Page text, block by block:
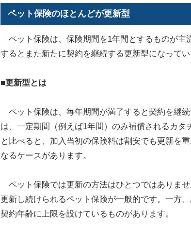
ペット保険のほとんどが更新型
ペット保険は、保険期間を1年間とするものが主
するとまた新たに契約を継続する更新型になってい
■更新型とは
ペット保険は、毎年期間が満了すると契約を継
は、一定期間（例えば1年間）のみ補償されるカタ
と比べると、加入当初の保険料は割安でも更新を
なるケースがあります。
ペット保険では更新の方法はひとつではありま
更新し続けられるペット保険が一般的です。一方
契約年齢に上限を設けているものがあります。